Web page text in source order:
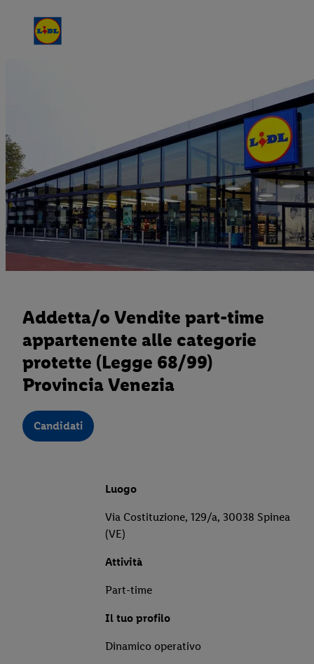
Addetta/o Vendite part-time
appartenente alle categorie
protette (Legge 68/99)
Provincia Venezia
Candidati
Luogo
Via Costituzione, 129/a, 30038 Spinea
(VE)
Attività
Part-time
Il tuo profilo
Dinamico operativo